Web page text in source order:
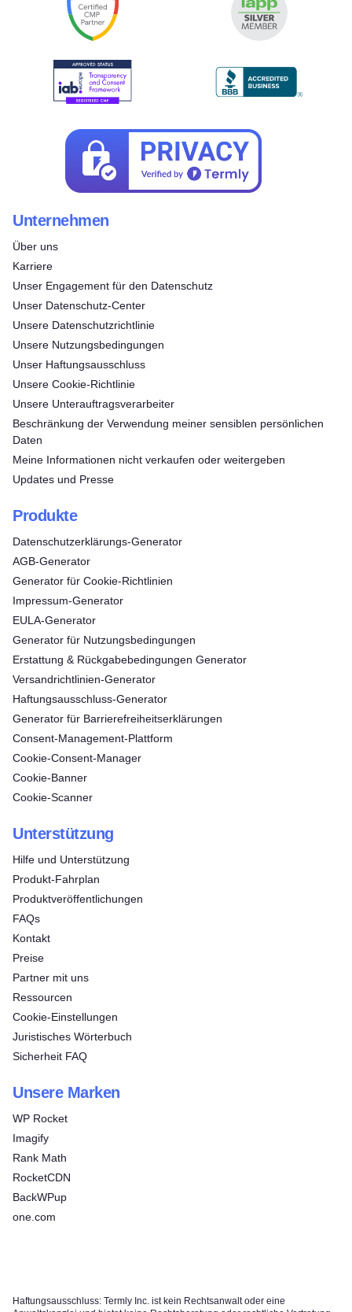
Unternehmen
Über uns
Karriere
Unser Engagement für den Datenschutz
Unser Datenschutz-Center
Unsere Datenschutzrichtlinie
Unsere Nutzungsbedingungen
Unser Haftungsausschluss
Unsere Cookie-Richtlinie
Unsere Unterauftragsverarbeiter
Beschränkung der Verwendung meiner sensiblen persönlichen
Daten
Meine Informationen nicht verkaufen oder weitergeben
Updates und Presse
Produkte
Datenschutzerklärungs-Generator
AGB-Generator
Generator für Cookie-Richtlinien
Impressum-Generator
EULA-Generator
Generator für Nutzungsbedingungen
Erstattung & Rückgabebedingungen Generator
Versandrichtlinien-Generator
Haftungsausschluss-Generator
Generator für Barrierefreiheitserklärungen
Consent‑Management‑Plattform
Cookie-Consent-Manager
Cookie-Banner
Cookie-Scanner
Unterstützung
Hilfe und Unterstützung
Produkt-Fahrplan
Produktveröffentlichungen
FAQs
Kontakt
Preise
Partner mit uns
Ressourcen
Cookie-Einstellungen
Juristisches Wörterbuch
Sicherheit FAQ
Unsere Marken
WP Rocket
Imagify
Rank Math
RocketCDN
BackWPup
one.com
Haftungsausschluss: Termly Inc. ist kein Rechtsanwalt oder eine